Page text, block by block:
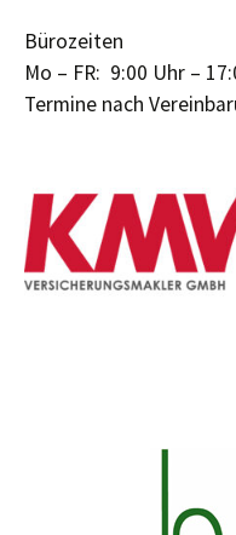
Bürozeiten
Mo – FR: 9:00 Uhr –
Termine nach